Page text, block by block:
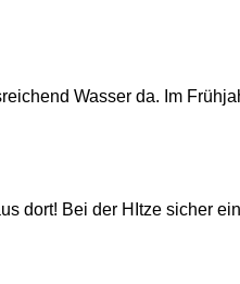
Wasser da. Im
dort! Bei der HItze sicher